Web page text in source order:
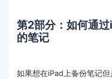
第2部分：如何通
的笔记
如果想在iPad上备份笔记